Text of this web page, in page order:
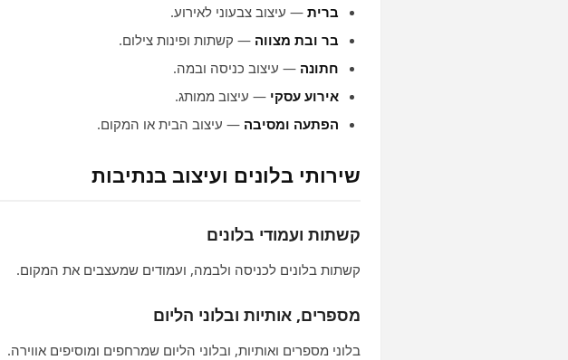
ברית — עיצוב צבעוני לאירוע.
בר ובת מצווה — קשתות ופינות צילום.
חתונה — עיצוב כניסה ובמה.
אירוע עסקי — עיצוב ממותג.
הפתעה ומסיבה — עיצוב הבית או המקום.
שירותי בלונים ועיצוב בנתיבות
קשתות ועמודי בלונים
קשתות בלונים לכניסה ולבמה, ועמודים שמעצבים את המקום.
מספרים, אותיות ובלוני הליום
בלוני מספרים ואותיות, ובלוני הליום שמרחפים ומוסיפים אווירה.